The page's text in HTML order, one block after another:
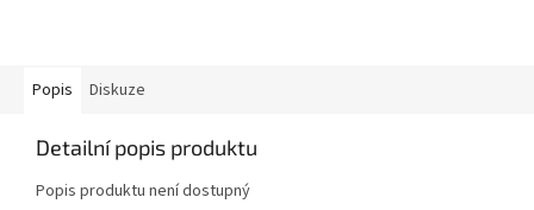
Popis Diskuze
Detailní popis produktu
Popis produktu není dostupný